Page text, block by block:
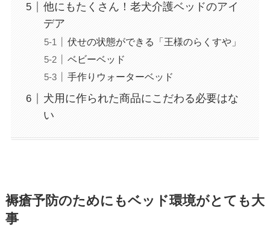
他にもたくさん！老犬介護ベッドのアイ
デア
伏せの状態ができる「王様のらくすや」
ベビーベッド
手作りウォーターベッド
犬用に作られた商品にこだわる必要はな
い
褥瘡予防のためにもベッド環境がとても大
事